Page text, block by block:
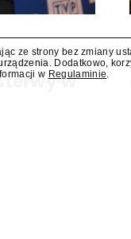
w
ze strony bez zmiany
Dodatkowo,
w Regulaminie.